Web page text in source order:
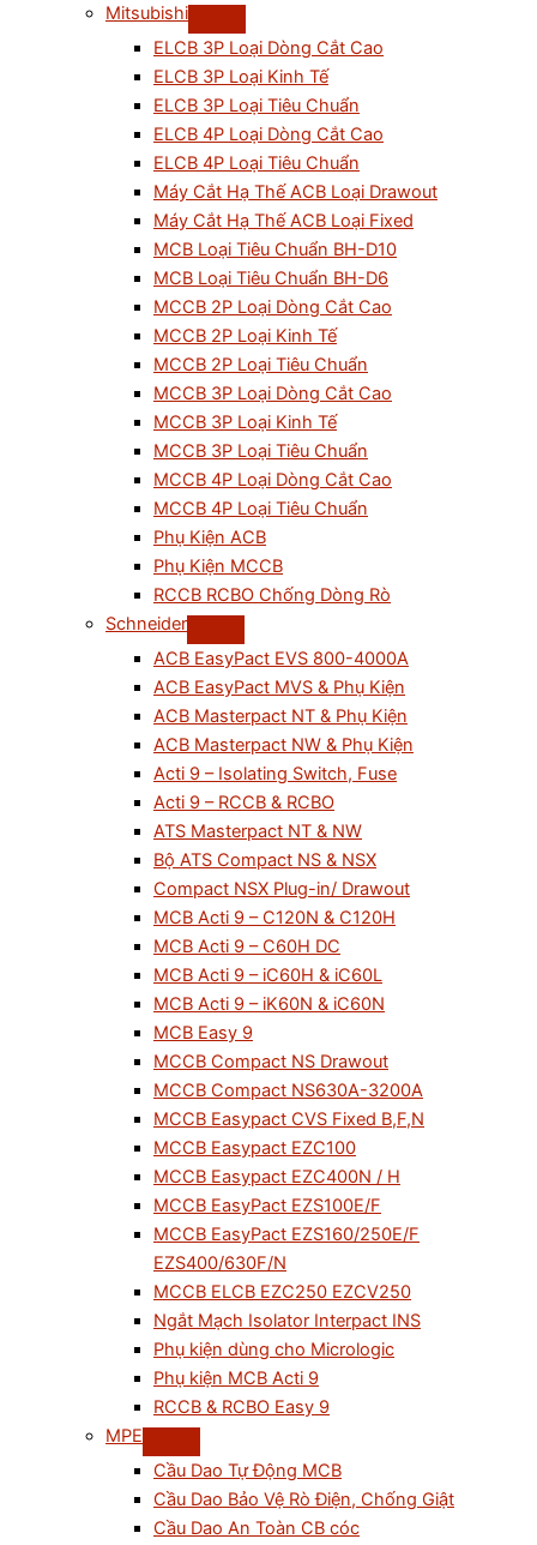
Mitsubishi
ELCB 3P Loại Dòng Cắt Cao
ELCB 3P Loại Kinh Tế
ELCB 3P Loại Tiêu Chuẩn
ELCB 4P Loại Dòng Cắt Cao
ELCB 4P Loại Tiêu Chuẩn
Máy Cắt Hạ Thế ACB Loại Drawout
Máy Cắt Hạ Thế ACB Loại Fixed
MCB Loại Tiêu Chuẩn BH-D10
MCB Loại Tiêu Chuẩn BH-D6
MCCB 2P Loại Dòng Cắt Cao
MCCB 2P Loại Kinh Tế
MCCB 2P Loại Tiêu Chuẩn
MCCB 3P Loại Dòng Cắt Cao
MCCB 3P Loại Kinh Tế
MCCB 3P Loại Tiêu Chuẩn
MCCB 4P Loại Dòng Cắt Cao
MCCB 4P Loại Tiêu Chuẩn
Phụ Kiện ACB
Phụ Kiện MCCB
RCCB RCBO Chống Dòng Rò
Schneider
ACB EasyPact EVS 800-4000A
ACB EasyPact MVS & Phụ Kiện
ACB Masterpact NT & Phụ Kiện
ACB Masterpact NW & Phụ Kiện
Acti 9 – Isolating Switch, Fuse
Acti 9 – RCCB & RCBO
ATS Masterpact NT & NW
Bộ ATS Compact NS & NSX
Compact NSX Plug-in/ Drawout
MCB Acti 9 – C120N & C120H
MCB Acti 9 – C60H DC
MCB Acti 9 – iC60H & iC60L
MCB Acti 9 – iK60N & iC60N
MCB Easy 9
MCCB Compact NS Drawout
MCCB Compact NS630A-3200A
MCCB Easypact CVS Fixed B,F,N
MCCB Easypact EZC100
MCCB Easypact EZC400N / H
MCCB EasyPact EZS100E/F
MCCB EasyPact EZS160/250E/F
EZS400/630F/N
MCCB ELCB EZC250 EZCV250
Ngắt Mạch Isolator Interpact INS
Phụ kiện dùng cho Micrologic
Phụ kiện MCB Acti 9
RCCB & RCBO Easy 9
MPE
Cầu Dao Tự Động MCB
Cầu Dao Bảo Vệ Rò Điện, Chống Giật
Cầu Dao An Toàn CB cóc